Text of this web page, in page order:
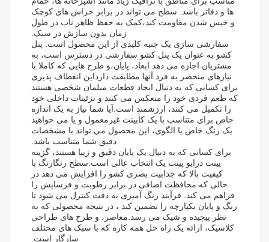
ها و دفاتر باشد. سطح می تواند در برابر خراش های کوچک
و خیس شدن مقاومت کند،کمک به حفظ ظاهر ناب در طول
زمان بدون سازش در سبک.
سفارشی سازی یک جنبه کلیدی از این محصول است. پنل
کشو به عنوان یک پنل کشو سفارشی در دسترس است، به
مشتریان اجازه می دهد ابعاد، پایان،و طرح هایی که کاملا با
نیازهای منحصر به فرد آنها مطابقت دارداین انعطاف پذیری
برای کسانی که به دنبال ایجاد قطعات مبلمان شخصی هستند
که طعم فردی خود را منعکس می کنند و تزئینات داخلی خود
را تکمیل می کنند، ارزشمند است.آیا شما نیاز به یک اندازه
خاص برای متناسب با یک کابینت غیرمعمول و یا می خواهید
یک رنگ خاص یا الگوی، این محصول می تواند با مشخصات
دقیق شما متناسب باشد.
برای کسانی که به دنبال یک پایان دقیق و زیبا هستند، گزینه
پینت درایو پینت یک انتخاب عالی است.سطح رنگارنگ با
کیفیت بالا که جذابیت بصری کشو را افزایش می دهد در
حالی که محافظت اضافی در برابر رطوبت و فرسایش را
فراهم می کند. فرآیند رنگ آمیزی به دقت کنترل می شود تا
رنگ و پایان یکپارچه را تضمین کند ، در نتیجه محصولی که به
نظر پیچیده و شیک می رسد.معاصر، و طرح های طراحی
کلاسیک، ارائه یک راه حل همه کاره که با سبک های مختلف
سازگار است.